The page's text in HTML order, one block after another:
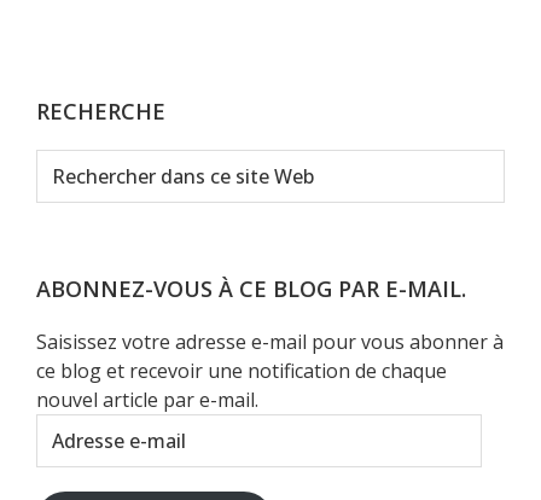
RECHERCHE
Rechercher
dans
Web
ABONNEZ-VOUS À CE BLOG PAR E-MAIL.
Saisissez votre adresse e-mail pour vous abonner à
ce blog et recevoir une notification de chaque
nouvel article par e-mail.
Adresse
e-
mail